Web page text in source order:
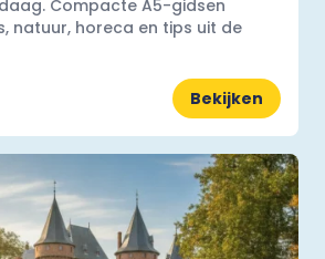
Compacte A5-gidsen
natuur, horeca en tips uit de
Bekijken